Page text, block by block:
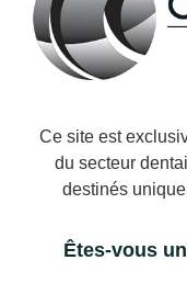
L 0.7mm L
Désolé, plus d'articles.
DÉTAILS DU PRODUIT
Ce site est
du secteur
destinés
Êtes-vous